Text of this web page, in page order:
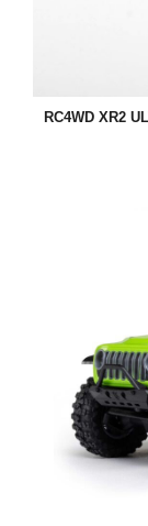
RC4WD XR2